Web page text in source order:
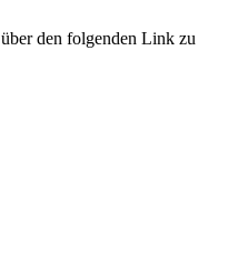
über den folgenden Link zu